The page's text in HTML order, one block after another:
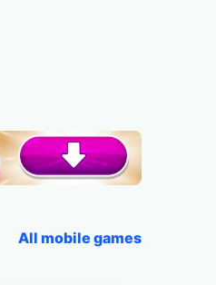
All mobile games